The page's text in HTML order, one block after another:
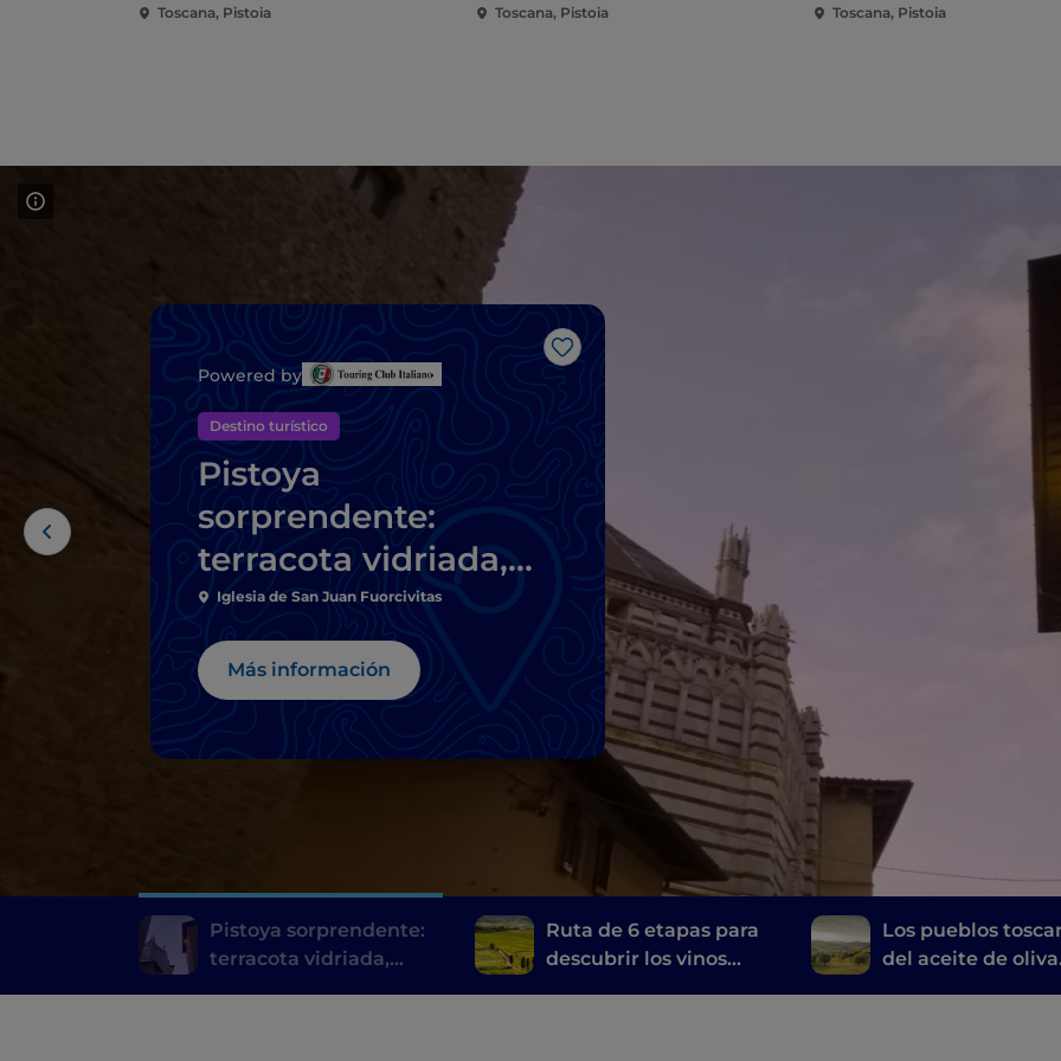
Toscana, Pistoia Toscana, Pistoia Toscana, Pistoia
Me gusta
Powered by
Destino turístico
Pistoya
sorprendente:
terracota vidriada,
subterráneos y arte
en una granja
Iglesia de San Juan Fuorcivitas
Más información
Pistoya sorprendente:
terracota vidriada,
Ruta de 6 etapas para
descubrir los vinos
Los pueblos
del aceite de oliva